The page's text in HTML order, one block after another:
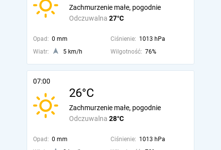
Odczuwalna 27°C
Zachmurzenie małe, pogodnie
Opad: 0 mm Ciśnienie: 1013 hPa
Wiatr:
5 km/h Wilgotność: 76%
07:00
26°C
Odczuwalna 28°C
Zachmurzenie małe, pogodnie
Opad: 0 mm Ciśnienie: 1013 hPa